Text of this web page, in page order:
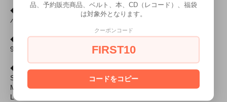
◆色
パウダー／オフホワイト
◆素材
90%コットン、7%ポリエステル、3%エラステイン
◆サイズ
S：身幅 47cm、肩幅 42.5cm、着丈 67cm、袖丈 20cm
M：身幅 50cm、肩幅 45.5cm、着丈 70cm、袖丈 21.5cm
L：身幅 53cm、肩幅 47cm、着丈 71cm、袖丈 23cm
品、予約販売商品、ベルト、本、CD（レコード）、福袋
は対象外となります。
クーポンコード
FIRST10
コードをコピー